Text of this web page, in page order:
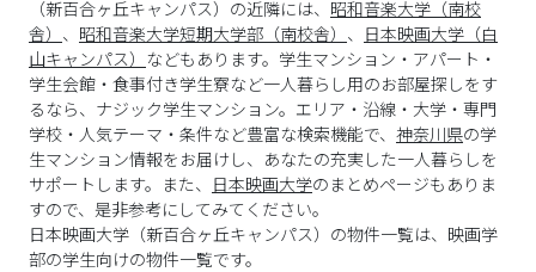
（新百合ヶ丘キャンパス）の近隣には、 昭和音楽大学（南校
舎） 、 昭和音楽大学短期大学部（南校舎） 、 日本映画大学（白
山キャンパス） などもあります。学生マンション・アパート・
学生会館・食事付き学生寮など一人暮らし用のお部屋探しをす
るなら、ナジック学生マンション。エリア・沿線・大学・専門
学校・人気テーマ・条件など豊富な検索機能で、 神奈川県の学
生マンション情報をお届けし、あなたの充実した一人暮らしを
サポートします。また、 日本映画大学のまとめページもありま
すので、是非参考にしてみてください。
日本映画大学 （新百合ヶ丘キャンパス）の物件一覧は、 映画学
部の学生向けの物件一覧です。